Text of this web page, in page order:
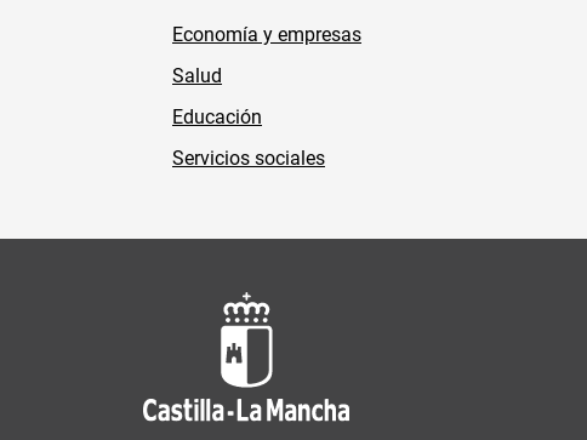
Economía y empresas
Salud
Educación
Servicios sociales